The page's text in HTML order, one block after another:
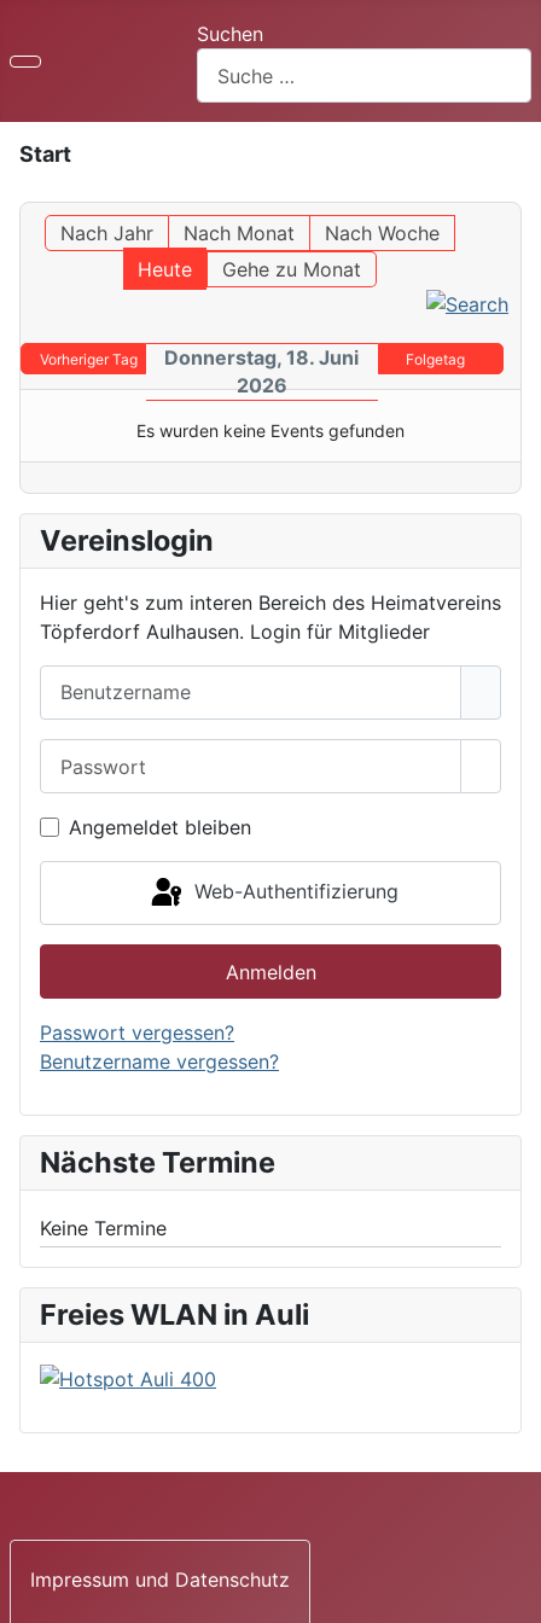
Suchen
Start
Nach Jahr Nach Monat
Nach Woche
Heute
Gehe zu Monat
Vorheriger Tag
Donnerstag, 18. Juni
2026
Folgetag
Es wurden keine Events gefunden
Vereinslogin
Hier geht's zum interen Bereich des Heimatvereins
Töpferdorf Aulhausen. Login für Mitglieder
Angemeldet bleiben
Web-Authentifizierung
Anmelden
Passwort vergessen?
Benutzername vergessen?
Nächste Termine
Keine Termine
Freies WLAN in Auli
Impressum und Datenschutz